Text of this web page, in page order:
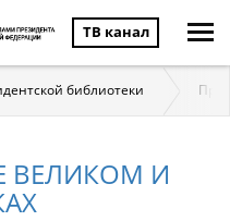
ТВ канал
библиотеки
ВЕЛИКОМ И